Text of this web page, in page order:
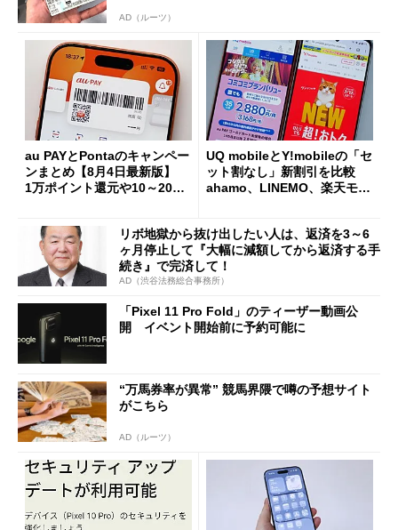
AD（ルーツ）
au PAYとPontaのキャンペー
ンまとめ【8月4日最新版】
1万ポイント還元や10～20％
UQ mobileとY!mobileの「セ
ット割なし」新割引を比較
ahamo、LINEMO、楽天モバ
リボ地獄から抜け出したい人は、返済を3～6
ヶ月停止して『大幅に減額してから返済する手
続き』で完済して！
AD（渋谷法務総合事務所）
「Pixel 11 Pro Fold」のティーザー動画公
開 イベント開始前に予約可能に
“万馬券率が異常” 競馬界隈で噂の予想サイト
がこちら
AD（ルーツ）